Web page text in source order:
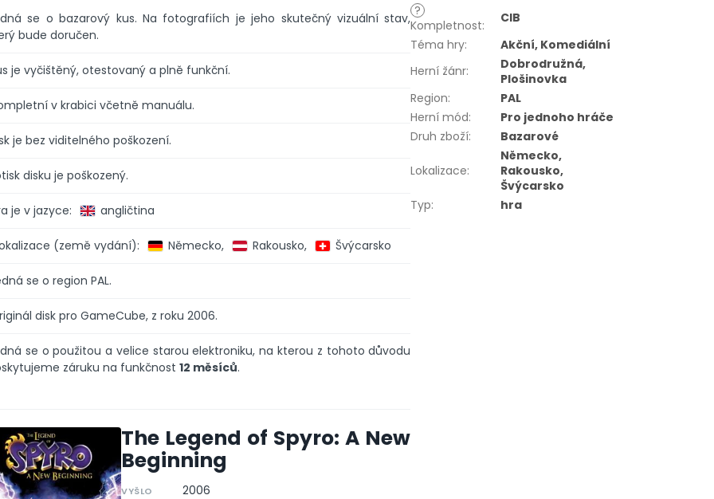
se o bazarový kus. Na fotografiích je jeho skutečný vizuální stav,
bude doručen.
je vyčištěný, otestovaný a plně funkční.
v krabici včetně manuálu.
je bez viditelného poškození.
disku je poškozený.
je v jazyce: angličtina
(země vydání): Německo, Rakousko, Švýcarsko
se o region PAL.
disk pro GameCube, z roku 2006.
se o použitou a velice starou elektroniku, na kterou z tohoto důvodu
záruku na funkčnost 12 měsíců.
The Legend of Spyro: A New
Beginning
VYŠLO 2006
?
Kompletnost:
CIB
Téma hry:
Akční, Komediální
Herní žánr:
Dobrodružná,
Plošinovka
Region:
PAL
Herní mód:
Pro jednoho hráče
Druh zboží: Bazarové
Lokalizace:
Německo,
Rakousko,
Švýcarsko
Typ: hra